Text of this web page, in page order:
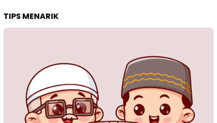
TIPS MENARIK